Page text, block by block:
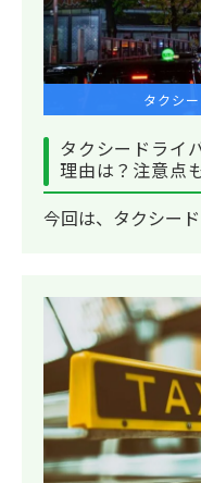
タクシ
タクシードライ
理由は？注意点
今回は、タクシー